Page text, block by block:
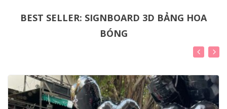
BEST SELLER: SIGNBOARD 3D BẢNG HOA
BÓNG